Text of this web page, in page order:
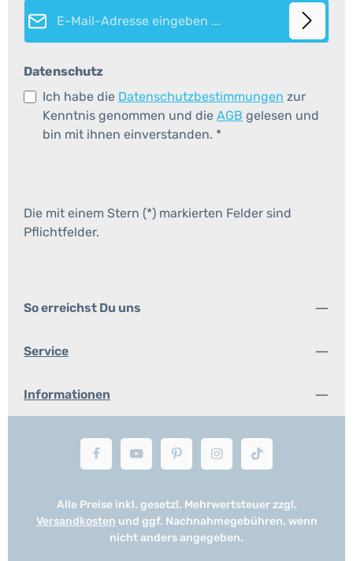
Datenschutz
Ich habe die Datenschutzbestimmungen zur
Kenntnis genommen und die AGB gelesen und
bin mit ihnen einverstanden. *
Die mit einem Stern (*) markierten Felder sind
Pflichtfelder.
So erreichst Du uns
Service
Informationen
Alle Preise inkl. gesetzl. Mehrwertsteuer zzgl.
Versandkosten und ggf. Nachnahmegebühren, wenn
nicht anders angegeben.